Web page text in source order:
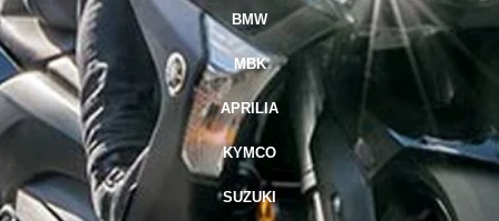
BMW
MBK
APRILIA
KYMCO
SUZUKI